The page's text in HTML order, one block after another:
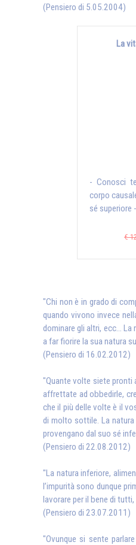
(Pensiero di 5.05.2004)
La
- Conosci
corpo
sé superiore -
€
"Chi non è in grado di
quando vivono invece
dominare gli altri, ecc...
a far fiorire la sua natura
(Pensiero di 16.02.2012)
"Quante volte siete pronti
affrettate ad obbedirle,
che il più delle volte è il
di molto sottile. La
provengano dal suo sé
(Pensiero di 22.08.2012)
"La natura inferiore,
l’impurità sono dunque
lavorare per il bene di
(Pensiero di 23.07.2011)
"Ovunque si sente